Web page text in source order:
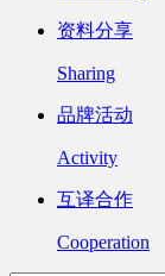
资料分享
Sharing
品牌活动
Activity
互译合作
Cooperation